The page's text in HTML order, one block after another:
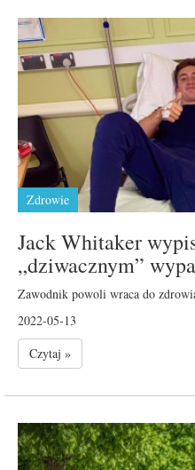
Zdrowie
Jack Whitaker
„dziwacznym”
Zawodnik powoli wraca do
2022-05-13
Czytaj »